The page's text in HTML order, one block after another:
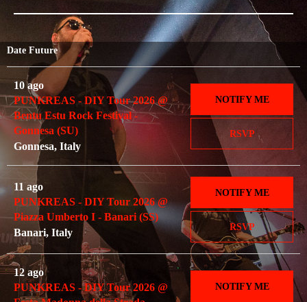
Date Future
10 ago
PUNKREAS - DIY Tour 2026 @
Bentu Estu Rock Festival -
Gonnesa (SU)
Gonnesa, Italy
RSVP
NOTIFY ME
11 ago
PUNKREAS - DIY Tour 2026 @
Piazza Umberto I - Banari (SS)
Banari, Italy
RSVP
NOTIFY ME
12 ago
PUNKREAS - DIY Tour 2026 @
NOTIFY ME